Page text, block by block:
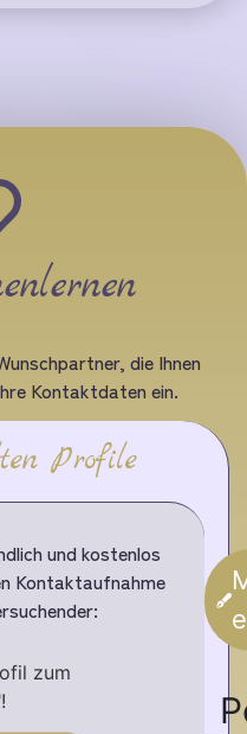
die Ihnen
Kontaktdaten ein.
Profile
und kostenlos
Kontaktaufnahme
zum